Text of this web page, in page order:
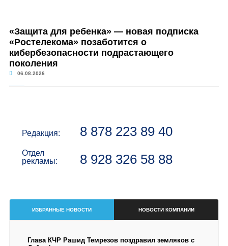
«Защита для ребенка» — новая подписка
«Ростелекома» позаботится о
кибербезопасности подрастающего
поколения
06.08.2026
Редакция: 8 878 223 89 40
Отдел
рекламы:
8 928 326 58 88
ИЗБРАННЫЕ НОВОСТИ НОВОСТИ КОМПАНИИ
Глава КЧР Рашид Темрезов поздравил земляков с